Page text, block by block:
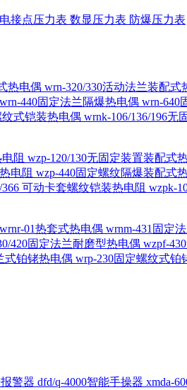
接点压力表 数显压力表 防爆压力表
热电偶 wrn-320/330活动法兰装配式
wrn-440固定法兰隔爆热电偶 wrn-640
纹式铠装热电偶 wrnk-106/136/196无
阻 wzp-120/130无固定装置装配式
电阻 wzp-440固定螺纹隔爆装配式
366 可动卡套螺纹铠装热电阻 wzpk-
wrnr-01热套式热电偶 wrnm-431固定
420固定法兰耐磨型热电偶 wzpf-
式铂铑热电偶 wrp-230固定螺纹式铂
警器 dfd/q-4000智能手操器 xmda-